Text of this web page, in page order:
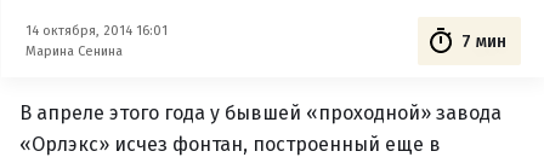
Марина Сенина
14 октября, 2014 16:01
7 мин
В апреле этого года у бывшей «проходной» завода
«Орлэкс» исчез фонтан, построенный еще в